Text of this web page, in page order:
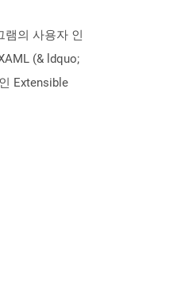
램의 사용자 인
(& ldquo;
Extensible